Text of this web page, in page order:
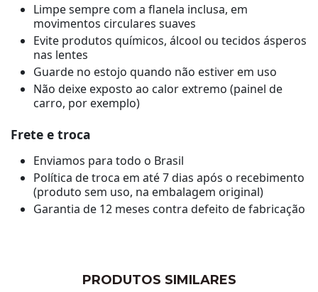
Limpe sempre com a flanela inclusa, em
movimentos circulares suaves
Evite produtos químicos, álcool ou tecidos ásperos
nas lentes
Guarde no estojo quando não estiver em uso
Não deixe exposto ao calor extremo (painel de
carro, por exemplo)
Frete e troca
Enviamos para todo o Brasil
Política de troca em até 7 dias após o recebimento
(produto sem uso, na embalagem original)
Garantia de 12 meses contra defeito de fabricação
PRODUTOS SIMILARES